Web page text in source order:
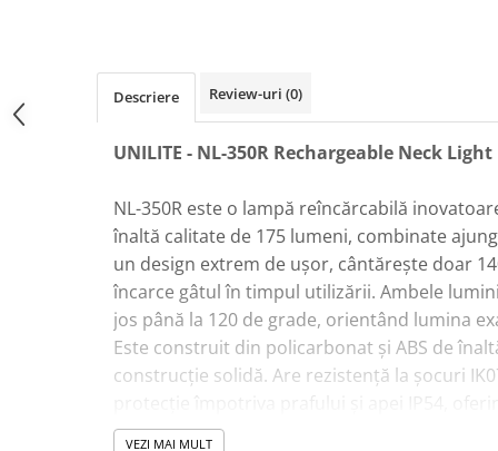
Piele
Recondiţionare Piele
Mănuşi Spălare
Prosoape Uscare
Lavete Microfibră
Aplicatoare Microfibră
Pulverizatoare
Descriere Review-uri (0)
UNILITE - NL-350R Rechargeable Neck Light
NL-350R este o lampă reîncărcabilă
înaltă calitate de 175 lumeni, combinate
un design extrem de ușor, cântărește doar
încarce gâtul în timpul utilizării. Ambele
jos până la 120 de grade, orientând lumina
Este construit din policarbonat și ABS de
construcție solidă. Are rezistență la șocuri
suplimentară. Bateria este de înaltă calitate,
VEZI MAI MULT